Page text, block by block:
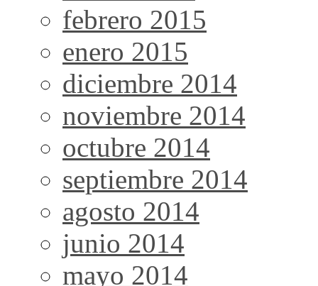
febrero 2015
enero 2015
diciembre 2014
noviembre 2014
octubre 2014
septiembre 2014
agosto 2014
junio 2014
mayo 2014